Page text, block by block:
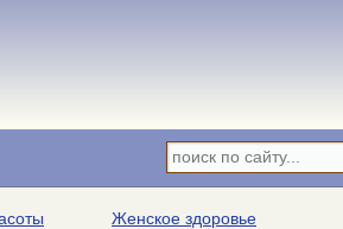
Женское здоровье